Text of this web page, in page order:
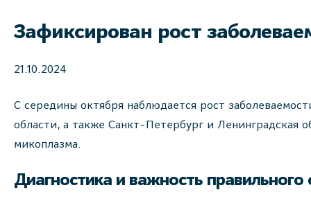
Зафиксирован рост
21.10.2024
С середины октября наблюдается рост
области, а также Санкт-Петербург и Ленинградская
микоплазма.
Диагностика и важность